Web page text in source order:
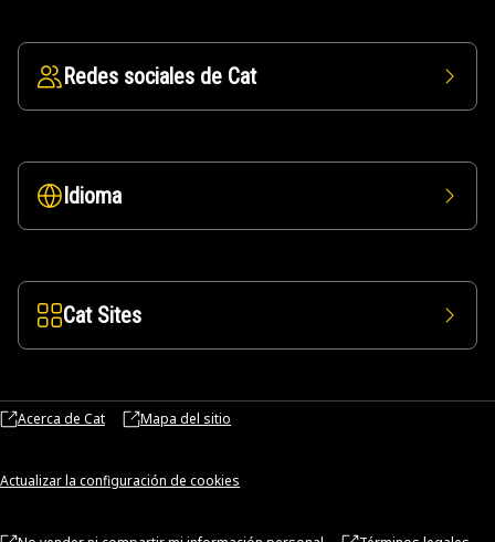
Redes sociales de Cat
Idioma
Cat Sites
Acerca de Cat Mapa del sitio
Actualizar la configuración de cookies